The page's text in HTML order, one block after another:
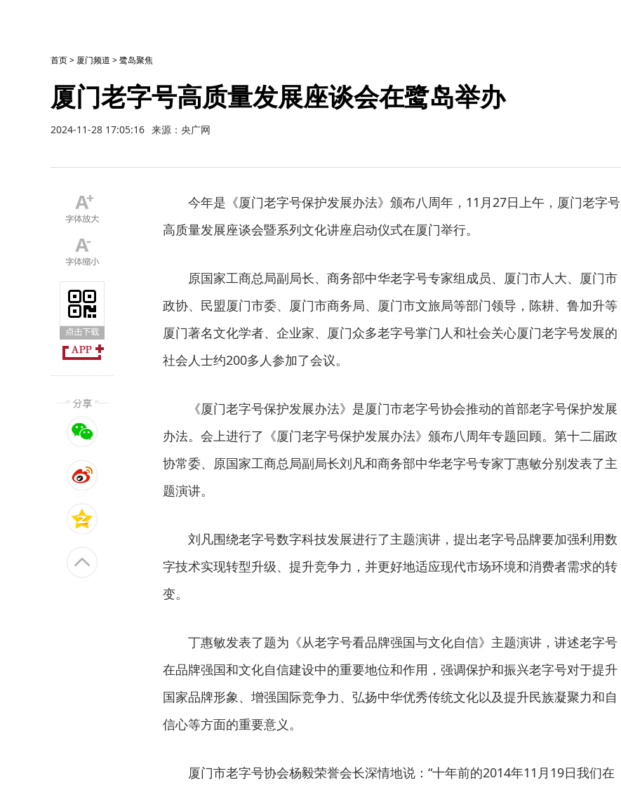
首页> 厦门频道 >鹭岛聚焦
厦门老字号高质量发展座谈会在鹭岛举办
2024-11-28 17:05:16 来源：央广网
今年是《厦门老字号保护发展办法》颁布八周年，11月27日上午，厦门老字号
高质量发展座谈会暨系列文化讲座启动仪式在厦门举行。
原国家工商总局副局长、商务部中华老字号专家组成员、厦门市人大、厦门市
政协、民盟厦门市委、厦门市商务局、厦门市文旅局等部门领导，陈耕、鲁加升等
厦门著名文化学者、企业家、厦门众多老字号掌门人和社会关心厦门老字号发展的
社会人士约200多人参加了会议。
《厦门老字号保护发展办法》是厦门市老字号协会推动的首部老字号保护发展
办法。会上进行了《厦门老字号保护发展办法》颁布八周年专题回顾。第十二届政
协常委、原国家工商总局副局长刘凡和商务部中华老字号专家丁惠敏分别发表了主
题演讲。
刘凡围绕老字号数字科技发展进行了主题演讲，提出老字号品牌要加强利用数
字技术实现转型升级、提升竞争力，并更好地适应现代市场环境和消费者需求的转
变。
丁惠敏发表了题为《从老字号看品牌强国与文化自信》主题演讲，讲述老字号
在品牌强国和文化自信建设中的重要地位和作用，强调保护和振兴老字号对于提升
国家品牌形象、增强国际竞争力、弘扬中华优秀传统文化以及提升民族凝聚力和自
信心等方面的重要意义。
厦门市老字号协会杨毅荣誉会长深情地说：“十年前的2014年11月19日我们在